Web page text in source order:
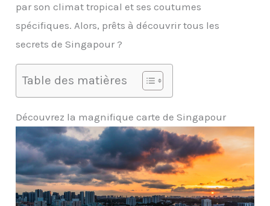
par son climat tropical et ses coutumes
spécifiques. Alors, prêts à découvrir tous les
secrets de Singapour ?
Table des matières
Découvrez la magnifique carte de Singapour